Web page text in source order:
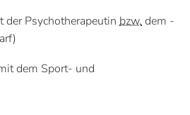
der Psychotherapeutin bzw.dem -
dem Sport- und